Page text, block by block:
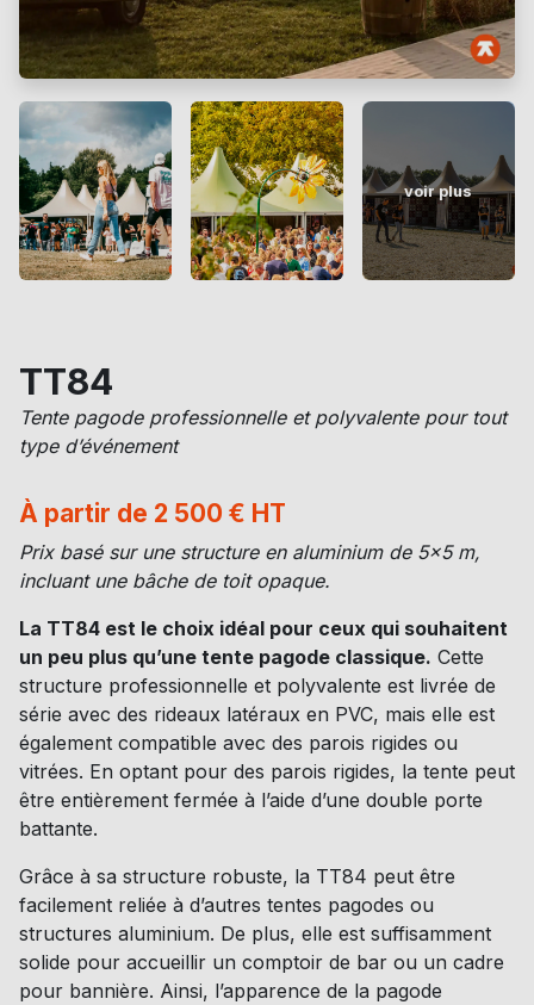
voir plus
TT84
Tente pagode professionnelle et polyvalente pour tout
type d’événement
À partir de 2 500 € HT
Prix basé sur une structure en aluminium de 5×5 m,
incluant une bâche de toit opaque.
La TT84 est le choix idéal pour ceux qui souhaitent
un peu plus qu’une tente pagode classique. Cette
structure professionnelle et polyvalente est livrée de
série avec des rideaux latéraux en PVC, mais elle est
également compatible avec des parois rigides ou
vitrées. En optant pour des parois rigides, la tente peut
être entièrement fermée à l’aide d’une double porte
battante.
Grâce à sa structure robuste, la TT84 peut être
facilement reliée à d’autres tentes pagodes ou
structures aluminium. De plus, elle est suffisamment
solide pour accueillir un comptoir de bar ou un cadre
pour bannière. Ainsi, l’apparence de la pagode